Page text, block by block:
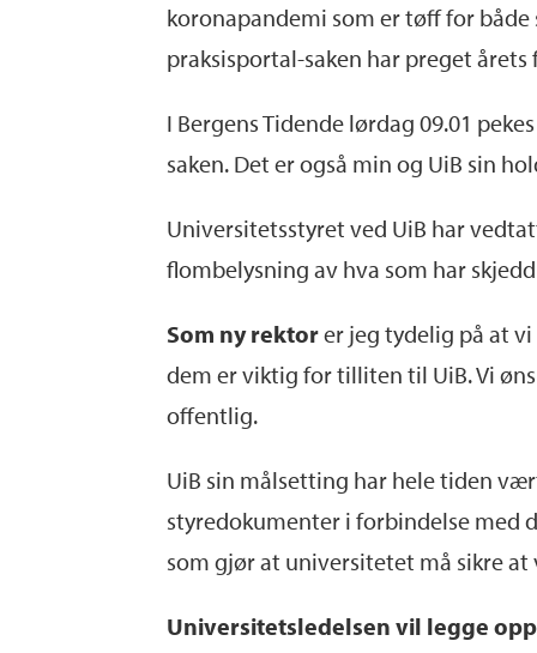
koronapandemi som er tøff for
praksisportal-saken har preget årets
I Bergens Tidende lørdag 09.01
saken. Det er også min og UiB sin
Universitetsstyret ved UiB har
flombelysning av hva som har
Som ny rektorer jeg tydelig på at
dem er viktig for tilliten til UiB. Vi
offentlig.
UiB sin målsetting har hele tiden
styredokumenter i forbindelse med
som gjør at universitetet må sikre
Universitetsledelsen vil legge